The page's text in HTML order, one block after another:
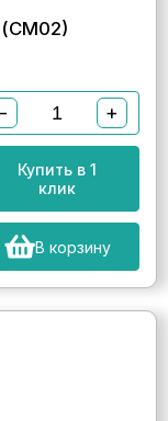
(СМ02)
+
Купить в 1
клик
В корзину